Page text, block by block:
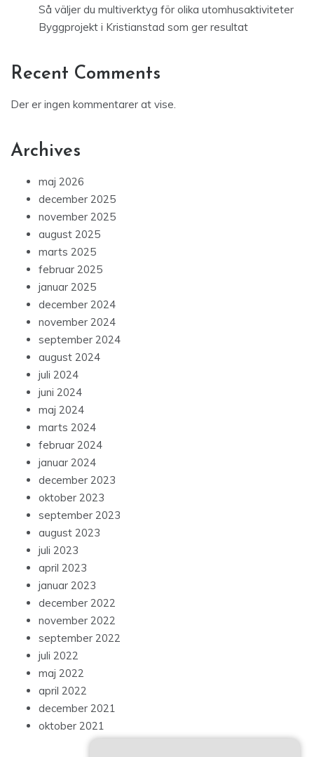
Så väljer du multiverktyg för olika utomhusaktiviteter
Byggprojekt i Kristianstad som ger resultat
Recent Comments
Der er ingen kommentarer at vise.
Archives
maj 2026
december 2025
november 2025
august 2025
marts 2025
februar 2025
januar 2025
december 2024
november 2024
september 2024
august 2024
juli 2024
juni 2024
maj 2024
marts 2024
februar 2024
januar 2024
december 2023
oktober 2023
september 2023
august 2023
juli 2023
april 2023
januar 2023
december 2022
november 2022
september 2022
juli 2022
maj 2022
april 2022
december 2021
oktober 2021